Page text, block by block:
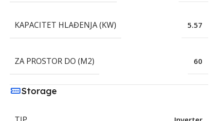
KAPACITET HLAĐENJA (KW) 5.57
ZA PROSTOR DO (M2) 60
Storage